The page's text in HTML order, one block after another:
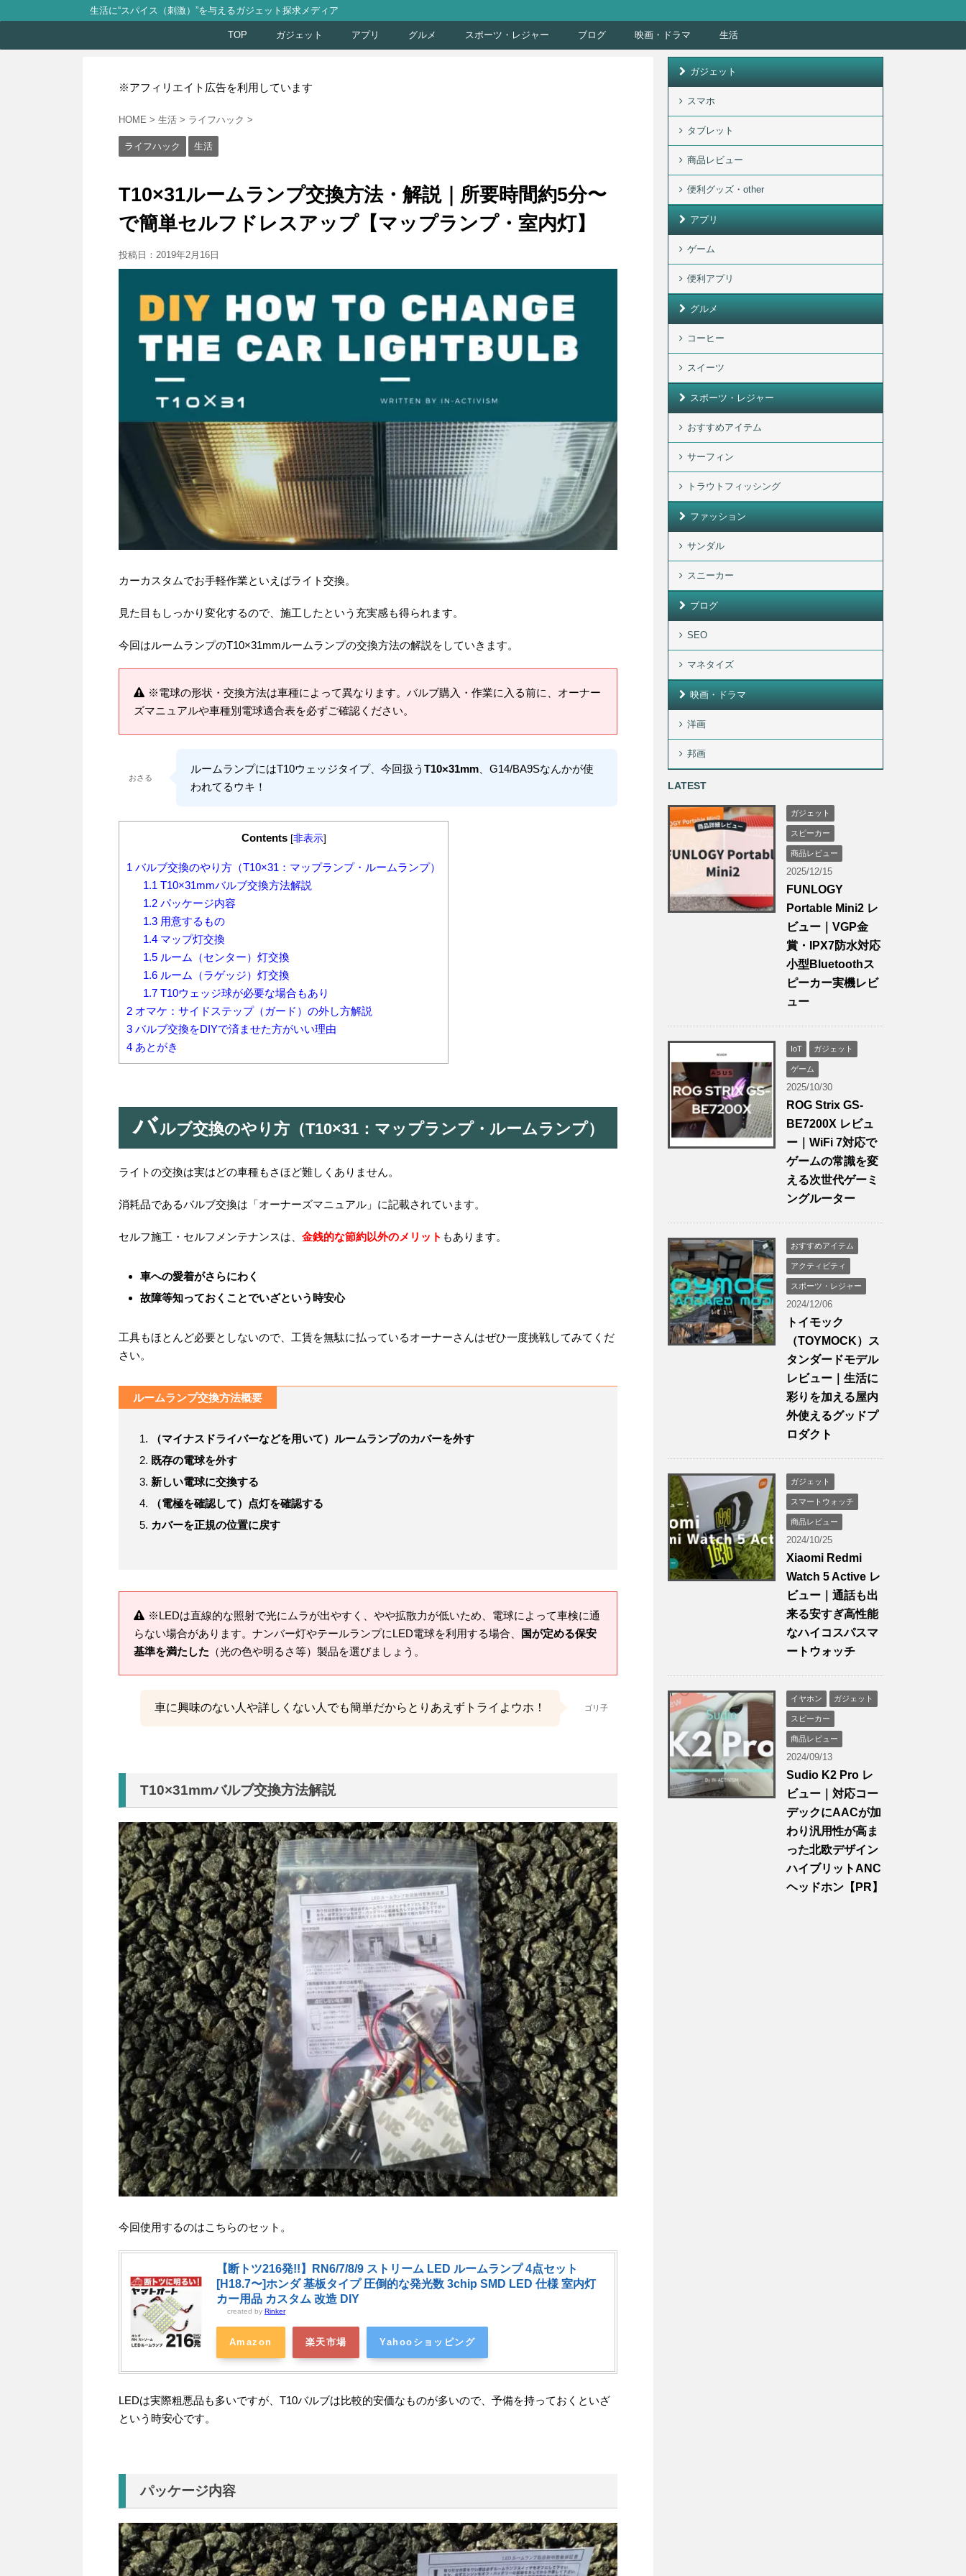
生活に“スパイス（刺激）”を与えるガジェット探求メディア
TOP ガジェット アプリ グルメ スポーツ・レジャー ブログ 映画・ドラマ 生活
※アフィリエイト広告を利用しています
HOME > 生活 > ライフハック >
ライフハック 生活
T10×31ルームランプ交換方法・解説｜所要時間約5分〜
で簡単セルフドレスアップ【マップランプ・室内灯】
投稿日： 2019年2月16日
カーカスタムでお手軽作業といえばライト交換。
見た目もしっかり変化するので、施工したという充実感も得られます。
今回はルームランプのT10×31mmルームランプの交換方法の解説をしていきます。
※電球の形状・交換方法は車種によって異なります。バルブ購入・作業に入る前に、オーナー
ズマニュアルや車種別電球適合表を必ずご確認ください。
おさる
ルームランプにはT10ウェッジタイプ、今回扱う T10×31mm 、G14/BA9Sなんかが使
われてるウキ！
Contents [非表示]
1 バルブ交換のやり方（T10×31：マップランプ・ルームランプ）
1.1 T10×31mmバルブ交換方法解説
1.2パッケージ内容
1.3用意するもの
1.4マップ灯交換
1.5ルーム（センター）灯交換
1.6ルーム（ラゲッジ）灯交換
1.7T10ウェッジ球が必要な場合もあり
2 オマケ：サイドステップ（ガード）の外し方解説
3 バルブ交換をDIYで済ませた方がいい理由
4 あとがき
バルブ交換のやり方（T10×31：マップランプ・ルームランプ）
ライトの交換は実はどの車種もさほど難しくありません。
消耗品であるバルブ交換は「オーナーズマニュアル」に記載されています。
セルフ施工・セルフメンテナンスは、 金銭的な節約以外のメリット もあります。
車への愛着がさらにわく
故障等知っておくことでいざという時安心
工具もほとんど必要としないので、工賃を無駄に払っているオーナーさんはぜひ一度挑戦してみてくだ
さい。
ルームランプ交換方法概要
（マイナスドライバーなどを用いて）ルームランプのカバーを外す
既存の電球を外す
新しい電球に交換する
（電極を確認して）点灯を確認する
カバーを正規の位置に戻す
※LEDは直線的な照射で光にムラが出やすく、やや拡散力が低いため、電球によって車検に通
らない場合があります。ナンバー灯やテールランプにLED電球を利用する場合、
国が定める保安
基準を満たした （光の色や明るさ等）製品を選びましょう。
車に興味のない人や詳しくない人でも簡単だからとりあえずトライよウホ！ ゴリ子
T10×31mmバルブ交換方法解説
今回使用するのはこちらのセット。
【断トツ216発!!】RN6/7/8/9 ストリーム LED ルームランプ 4点セット
[H18.7〜]ホンダ 基板タイプ 圧倒的な発光数 3chip SMD LED 仕様 室内灯
カー用品 カスタム 改造 DIY
created by Rinker
Amazon 楽天市場 Yahooショッピング
LEDは実際粗悪品も多いですが、T10バルブは比較的安価なものが多いので、予備を持っておくといざ
という時安心です。
パッケージ内容
ガジェット
スマホ
タブレット
商品レビュー
便利グッズ・other
アプリ
ゲーム
便利アプリ
グルメ
コーヒー
スイーツ
スポーツ・レジャー
おすすめアイテム
サーフィン
トラウトフィッシング
ファッション
サンダル
スニーカー
ブログ
SEO
マネタイズ
映画・ドラマ
洋画
邦画
LATEST
ガジェット
スピーカー
商品レビュー
2025/12/15
FUNLOGY
Portable Mini2 レ
ビュー｜VGP金
賞・IPX7防水対応
小型Bluetoothス
ピーカー実機レビ
ュー
IoT ガジェット
ゲーム
2025/10/30
ROG Strix GS-
BE7200X レビュ
ー｜WiFi 7対応で
ゲームの常識を変
える次世代ゲーミ
ングルーター
おすすめアイテム
アクティビティ
スポーツ・レジャー
2024/12/06
トイモック
（TOYMOCK）ス
タンダードモデル
レビュー｜生活に
彩りを加える屋内
外使えるグッドプ
ロダクト
ガジェット
スマートウォッチ
商品レビュー
2024/10/25
Xiaomi Redmi
Watch 5 Active レ
ビュー｜通話も出
来る安すぎ高性能
なハイコスパスマ
ートウォッチ
イヤホン ガジェット
スピーカー
商品レビュー
2024/09/13
Sudio K2 Pro レ
ビュー｜対応コー
デックにAACが加
わり汎用性が高ま
った北欧デザイン
ハイブリットANC
ヘッドホン【PR】